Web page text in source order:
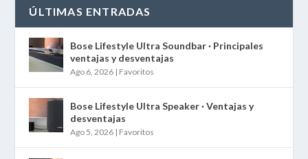
ÚLTIMAS ENTRADAS
Bose Lifestyle Ultra Soundbar · Principales
ventajas y desventajas
Ago 6, 2026 | Favoritos
Bose Lifestyle Ultra Speaker · Ventajas y
desventajas
Ago 5, 2026 | Favoritos